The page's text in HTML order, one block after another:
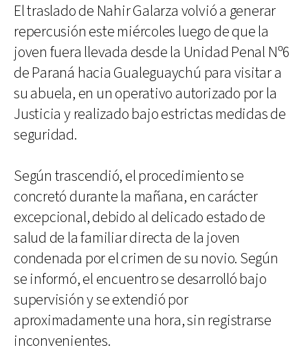
El traslado de Nahir Galarza volvió a generar
repercusión este miércoles luego de que la
joven fuera llevada desde la Unidad Penal Nº6
de Paraná hacia Gualeguaychú para visitar a
su abuela, en un operativo autorizado por la
Justicia y realizado bajo estrictas medidas de
seguridad.
Según trascendió, el procedimiento se
concretó durante la mañana, en carácter
excepcional, debido al delicado estado de
salud de la familiar directa de la joven
condenada por el crimen de su novio. Según
se informó, el encuentro se desarrolló bajo
supervisión y se extendió por
aproximadamente una hora, sin registrarse
inconvenientes.